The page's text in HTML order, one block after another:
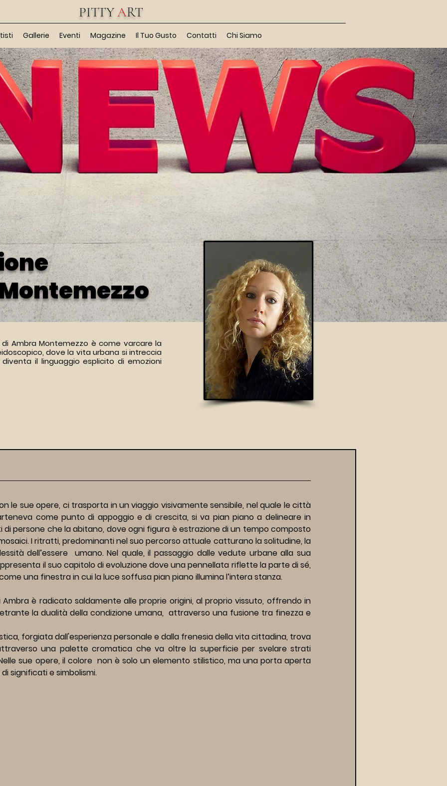
PITTYART
Gallerie Eventi Magazine Il Tuo Gusto Contatti Chi Siamo
Ambra Montemezzo è come varcare la
dove la vita urbana si intreccia
il linguaggio esplicito di emozioni
le sue opere, ci trasporta in un viaggio visivamente sensibile, nel quale le città
come punto di appoggio e di crescita, si va pian piano a delineare in
di persone che la abitano, dove ogni figura è estrazione di un tempo composto
I ritratti, predominanti nel suo percorso attuale catturano la solitudine, la
dell’essere  umano. Nel quale, il passaggio dalle vedute urbane alla sua
il suo capitolo di evoluzione dove una pennellata riflette la parte di sé,
una finestra in cui la luce soffusa pian piano illumina l’intera stanza.
è radicato saldamente alle proprie origini, al proprio vissuto, offrendo in
la dualità della condizione umana,  attraverso una fusione tra finezza e
forgiata dall'esperienza personale e dalla frenesia della vita cittadina, trova
una palette cromatica che va oltre la superficie per svelare strati
sue opere, il colore  non è solo un elemento stilistico, ma una porta aperta
significati e simbolismi.